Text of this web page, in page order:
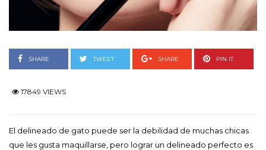
SHARE TWEET SHARE PIN IT
17849 VIEWS
El delineado de gato puede ser la debilidad de muchas chicas
que les gusta maquillarse, pero lograr un delineado perfecto es